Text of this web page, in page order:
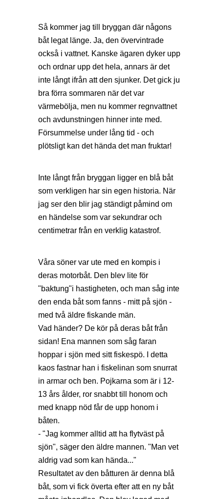
Så kommer jag till bryggan där någons
båt legat länge. Ja, den övervintrade
också i vattnet. Kanske ägaren dyker upp
och ordnar upp det hela, annars är det
inte långt ifrån att den sjunker. Det gick ju
bra förra sommaren när det var
värmebölja, men nu kommer regnvattnet
och avdunstningen hinner inte med.
Försummelse under lång tid - och
plötsligt kan det hända det man fruktar!
Inte långt från bryggan ligger en blå båt
som verkligen har sin egen historia. När
jag ser den blir jag ständigt påmind om
en händelse som var sekundrar och
centimetrar från en verklig katastrof.
Våra söner var ute med en kompis i
deras motorbåt. Den blev lite för
"baktung"i hastigheten, och man såg inte
den enda båt som fanns - mitt på sjön -
med två äldre fiskande män.
Vad händer? De kör på deras båt från
sidan! Ena mannen som såg faran
hoppar i sjön med sitt fiskespö. I detta
kaos fastnar han i fiskelinan som snurrat
in armar och ben. Pojkarna som är i 12-
13 års ålder, ror snabbt till honom och
med knapp nöd får de upp honom i
båten.
- "Jag kommer alltid att ha flytväst på
sjön", säger den äldre mannen. "Man vet
aldrig vad som kan hända..."
Resultatet av den båtturen är denna blå
båt, som vi fick överta efter att en ny båt